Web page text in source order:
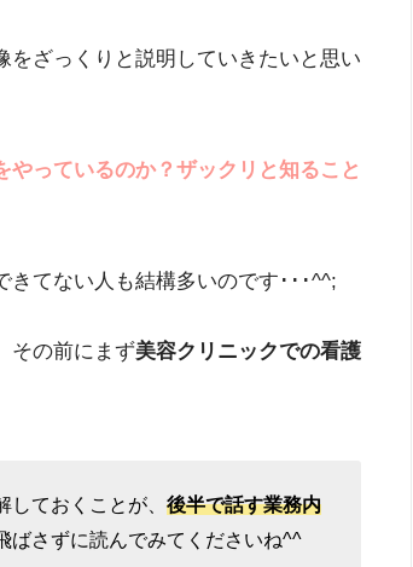
をざっくりと説明していきたいと思い
やっているのか？ザックリと知ること
きてない人も結構多いのです･･･^^;
その前にまず美容クリニックでの看護
ておくことが、 後半で話す業務内
ばさずに読んでみてくださいね^^